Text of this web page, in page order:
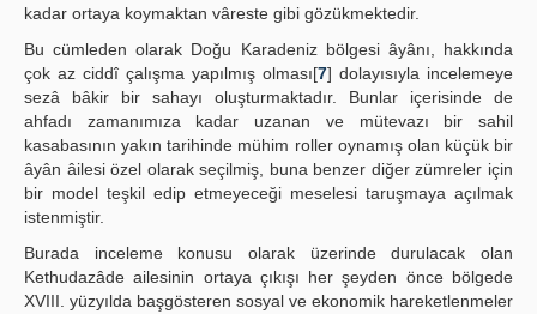
kadar ortaya koymaktan vâreste gibi gözükmektedir.
Bu cümleden olarak Doğu Karadeniz bölgesi âyânı, hakkında
çok az ciddî çalışma yapılmış olması[7] dolayısıyla incelemeye
sezâ bâkir bir sahayı oluşturmaktadır. Bunlar içerisinde de
ahfadı zamanımıza kadar uzanan ve mütevazı bir sahil
kasabasının yakın tarihinde mühim roller oynamış olan küçük bir
âyân âilesi özel olarak seçilmiş, buna benzer diğer zümreler için
bir model teşkil edip etmeyeceği meselesi taruşmaya açılmak
istenmiştir.
Burada inceleme konusu olarak üzerinde durulacak olan
Kethudazâde ailesinin ortaya çıkışı her şeyden önce bölgede
XVIII. yüzyılda başgösteren sosyal ve ekonomik hareketlenmeler